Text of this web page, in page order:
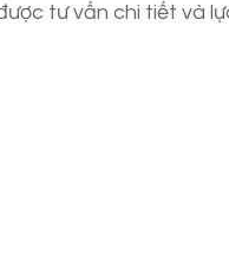
tư vấn chi tiết và